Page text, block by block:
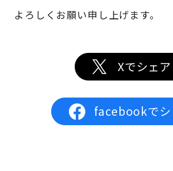
よろしくお願い申し上げます。
Xでシェア
facebookでシ